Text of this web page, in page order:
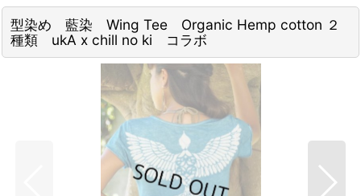
型染め 藍染 Wing Tee Organic Hemp cotton ２
種類 ukA x chill no ki コラボ